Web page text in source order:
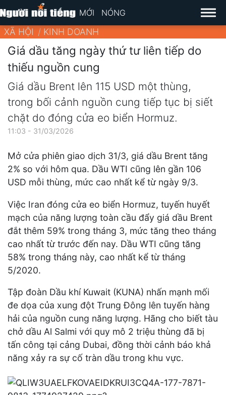
MỚI NÓNG
XÃ HỘI KINH DOANH
Giá dầu tăng ngày thứ tư liên tiếp do
thiếu nguồn cung
Giá dầu Brent lên 115 USD một thùng,
trong bối cảnh nguồn cung tiếp tục bị siết
chặt do đóng cửa eo biển Hormuz.
11:03 - 31/03/2026
Mở cửa phiên giao dịch 31/3, giá dầu Brent tăng
2% so với hôm qua. Dầu WTI cũng lên gần 106
USD mỗi thùng, mức cao nhất kể từ ngày 9/3.
Việc Iran đóng cửa eo biển Hormuz, tuyến huyết
mạch của năng lượng toàn cầu đẩy giá dầu Brent
đắt thêm 59% trong tháng 3, mức tăng theo tháng
cao nhất từ trước đến nay. Dầu WTI cũng tăng
58% trong tháng này, cao nhất kể từ tháng
5/2020.
Tập đoàn Dầu khí Kuwait (KUNA) nhấn mạnh mối
đe dọa của xung đột Trung Đông lên tuyến hàng
hải của nguồn cung năng lượng. Hãng cho biết tàu
chở dầu Al Salmi với quy mô 2 triệu thùng đã bị
tấn công tại cảng Dubai, đồng thời cảnh báo khả
năng xảy ra sự cố tràn dầu trong khu vực.